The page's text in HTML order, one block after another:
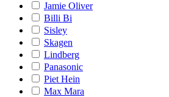
Jamie Oliver
Billi Bi
Sisley
Skagen
Lindberg
Panasonic
Piet Hein
Max Mara